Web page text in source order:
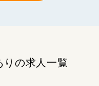
りの求人一覧